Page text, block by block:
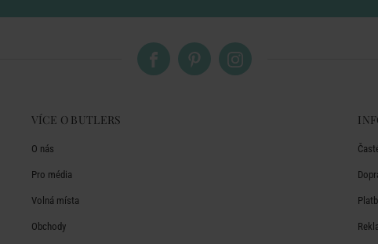
VÍCE O BUTLERS
O nás
Pro média
Volná místa
Obchody